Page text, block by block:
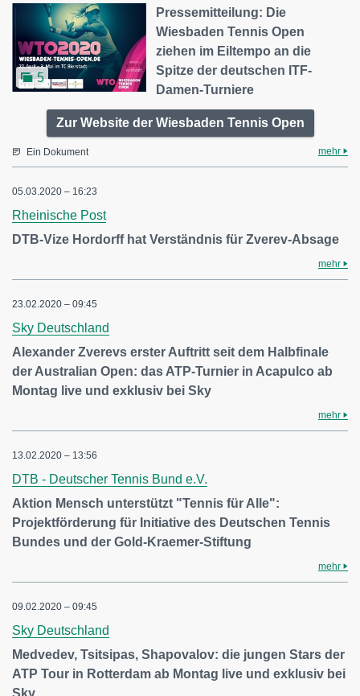
5
Pressemitteilung: Die
Wiesbaden Tennis Open
ziehen im Eiltempo an die
Spitze der deutschen ITF-
Damen-Turniere
Zur Website der Wiesbaden Tennis Open
Ein Dokument mehr
05.03.2020 – 16:23
Rheinische Post
DTB-Vize Hordorff hat Verständnis für Zverev-Absage
mehr
23.02.2020 – 09:45
Sky Deutschland
Alexander Zverevs erster Auftritt seit dem Halbfinale
der Australian Open: das ATP-Turnier in Acapulco ab
Montag live und exklusiv bei Sky
mehr
13.02.2020 – 13:56
DTB - Deutscher Tennis Bund e.V.
Aktion Mensch unterstützt "Tennis für Alle":
Projektförderung für Initiative des Deutschen Tennis
Bundes und der Gold-Kraemer-Stiftung
mehr
09.02.2020 – 09:45
Sky Deutschland
Medvedev, Tsitsipas, Shapovalov: die jungen Stars der
ATP Tour in Rotterdam ab Montag live und exklusiv bei
Sky